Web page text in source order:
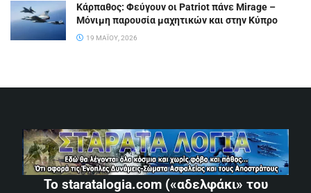
Κάρπαθος: Φεύγουν οι Patriot πάνε Mirage –
Μόνιμη παρουσία μαχητικών και στην Κύπρο
19 ΜΑΪ́ΟΥ, 2026
Το staratalogia.com («αδελφάκι» του